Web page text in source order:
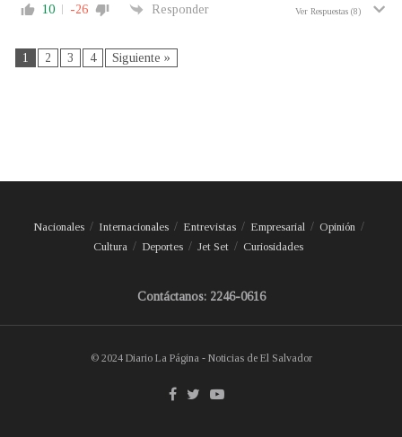
10 -26 Responder Ver Respuestas (8)
1 2 3 4 Siguiente »
Nacionales Internacionales Entrevistas Empresarial
Opinión
Cultura
Deportes Jet Set Curiosidades
Contáctanos: 2246-0616
© 2024 Diario La Página - Noticias de El Salvador